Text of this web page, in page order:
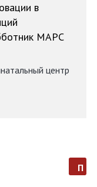
в
МАРС
центр
п